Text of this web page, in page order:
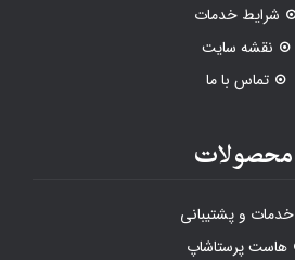
شرایط خدمات
نقشه سایت
تماس با ما
محصولات
خدمات و پشتیبانی
هاست پرستاشاپ